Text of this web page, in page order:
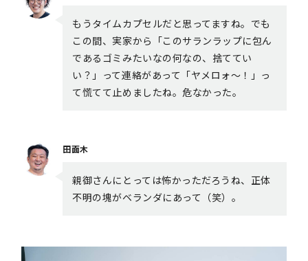
もうタイムカプセルだと思ってますね。でも
この間、実家から「このサランラップに包ん
であるゴミみたいなの何なの、捨ててい
い？」って連絡があって「ヤメロォ〜！」っ
て慌てて止めましたね。危なかった。
田面木
親御さんにとっては怖かっただろうね、正体
不明の塊がベランダにあって（笑）。